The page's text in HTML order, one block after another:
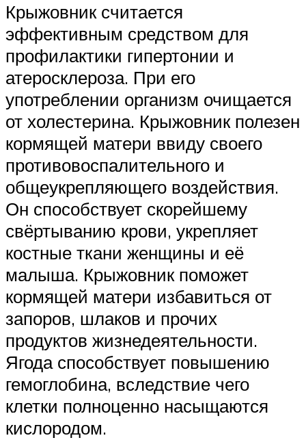
Крыжовник считается
эффективным средством для
профилактики гипертонии и
атеросклероза. При его
употреблении организм очищается
от холестерина. Крыжовник полезен
кормящей матери ввиду своего
противовоспалительного и
общеукрепляющего воздействия.
Он способствует скорейшему
свёртыванию крови, укрепляет
костные ткани женщины и её
малыша. Крыжовник поможет
кормящей матери избавиться от
запоров, шлаков и прочих
продуктов жизнедеятельности.
Ягода способствует повышению
гемоглобина, вследствие чего
клетки полноценно насыщаются
кислородом.